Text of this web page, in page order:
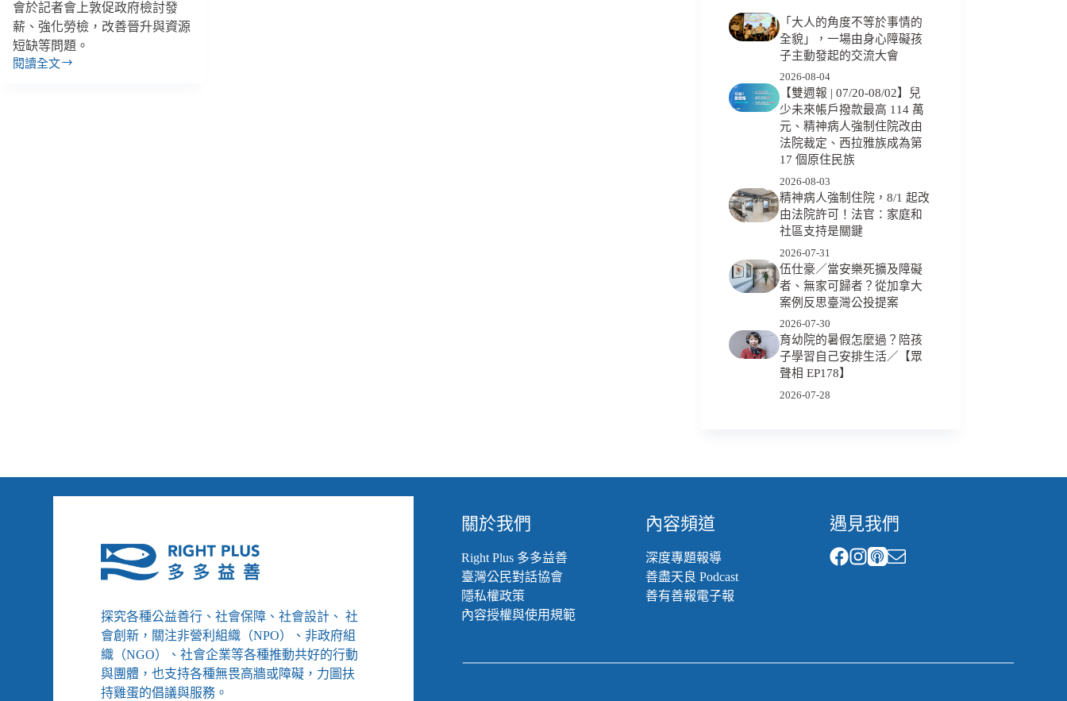
會於記者會上敦促政府檢討發
薪、強化勞檢，改善晉升與資源
短缺等問題。
閱讀全文
社
「大人的角度不等於事情的
全貌」，一場由身心障礙孩
子主動發起的交流大會
2026-08-04
【雙週報 | 07/20-08/02】兒
少未來帳戶撥款最高 114 萬
元、精神病人強制住院改由
法院裁定、西拉雅族成為第
17 個原住民族
2026-08-03
精神病人強制住院，8/1 起改
由法院許可！法官：家庭和
社區支持是關鍵
2026-07-31
伍仕豪／當安樂死擴及障礙
者、無家可歸者？從加拿大
案例反思臺灣公投提案
2026-07-30
育幼院的暑假怎麼過？陪孩
子學習自己安排生活／【眾
聲相 EP178】
2026-07-28
探究各種公益善行、社會保障、社會設計、 社
會創新，關注非營利組織（NPO）、非政府組
織（NGO）、社會企業等各種推動共好的行動
與團體，也支持各種無畏高牆或障礙，力圖扶
持雞蛋的倡議與服務。
關於我們
Right Plus 多多益善
臺灣公民對話協會
隱私權政策
內容授權與使用規範
內容頻道
深度專題報導
善盡天良 Podcast
善有善報電子報
遇見我們